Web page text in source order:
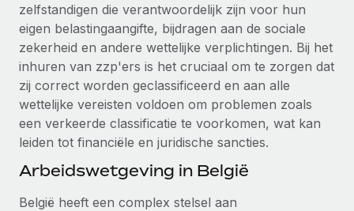
Entiteiten oprichten
Stel snel compliant entiteiten op
Mobiliteit en overplaatsing
Plaats werknemers moeiteloos over
Secundaire arbeidsvoorwaarden
Eenvoudig secundaire arbeidsvoorwaarden
beheren
Reverse Tech's strategische samenwerking
met Remote voor contractor management en
payroll
Reverse Tech in een oogopslag Reverse Tech, een start-
up op het gebied van gezondheid en welzijn,...
Meer informatie
Contractor Management
Belastingen
Naar de blog
BLOG
Productupdates van Remote: Gusto- en Xero-
zelfstandigen die verantwoordelijk zijn voor hun
eigen belastingaangifte, bijdragen aan de sociale
zekerheid en andere wettelijke verplichtingen. Bij het
inhuren van zzp'ers is het cruciaal om te zorgen dat
zij correct worden geclassificeerd en aan alle
wettelijke vereisten voldoen om problemen zoals
een verkeerde classificatie te voorkomen, wat kan
leiden tot financiële en juridische sancties.
Arbeidswetgeving in België
België heeft een complex stelsel aan